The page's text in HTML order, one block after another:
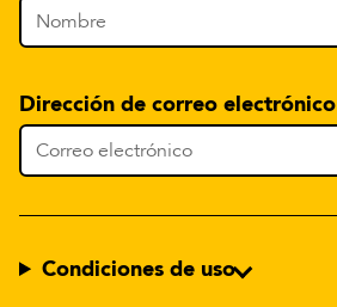
Dirección de correo electrónico
Condiciones de uso